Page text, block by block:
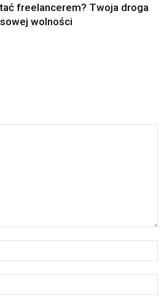
freelancerem? Twoja droga
wolności